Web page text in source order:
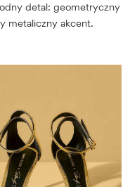
detal: geometryczny
metaliczny akcent.